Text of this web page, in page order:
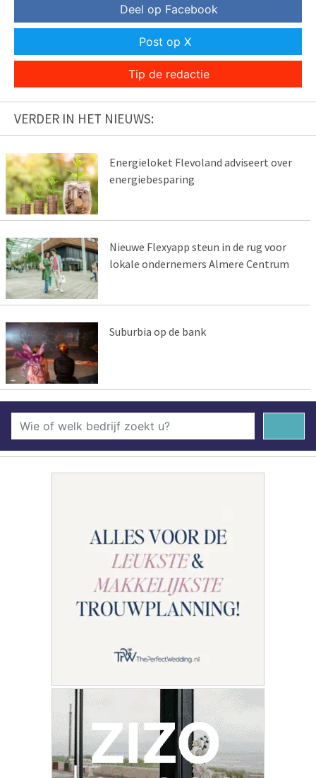
Deel op Facebook
Post op X
Tip de redactie
VERDER IN HET NIEUWS:
Energieloket Flevoland adviseert over
energiebesparing
Nieuwe Flexyapp steun in de rug voor
lokale ondernemers Almere Centrum
Suburbia op de bank